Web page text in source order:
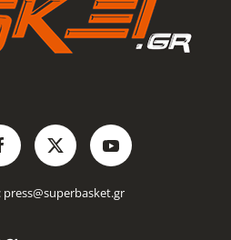
press@superbasket.gr